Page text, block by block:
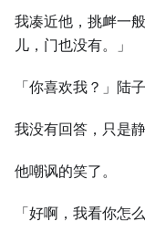
我凑近他，挑衅一
儿，门也没有。」
「你喜欢我？」陆
我没有回答，只是
他嘲讽的笑了。
「好啊，我看你怎